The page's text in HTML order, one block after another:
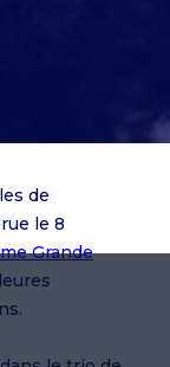
de
le 8
Grande